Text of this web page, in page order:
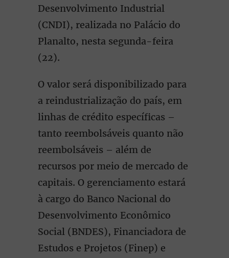
Desenvolvimento Industrial
(CNDI), realizada no Palácio do
Planalto, nesta segunda-feira
(22).
O valor será disponibilizado para
a reindustrialização do país, em
linhas de crédito específicas –
tanto reembolsáveis quanto não
reembolsáveis – além de
recursos por meio de mercado de
capitais. O gerenciamento estará
à cargo do Banco Nacional do
Desenvolvimento Econômico
Social (BNDES), Financiadora de
Estudos e Projetos (Finep) e